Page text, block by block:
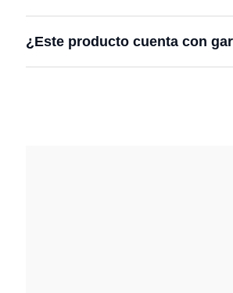
¿Este producto cuenta con